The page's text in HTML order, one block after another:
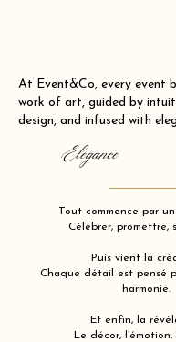
At Event&Co, every event
work of art, guided by
design, and infused with
Elegance
Tout commence par
Célébrer, promettre,
Puis vient la
Chaque détail est pensé
harmonie.
Et enfin, la
Le décor, l’émotion,